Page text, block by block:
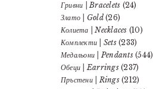
Гривни | Bracelets (24)
Злато | Gold(26)
Колиета | Necklaces (10)
Комплекти | Sets(233)
Медальони | Pendants(544)
Обеци | Earrings(237)
Пръстени | Rings(212)